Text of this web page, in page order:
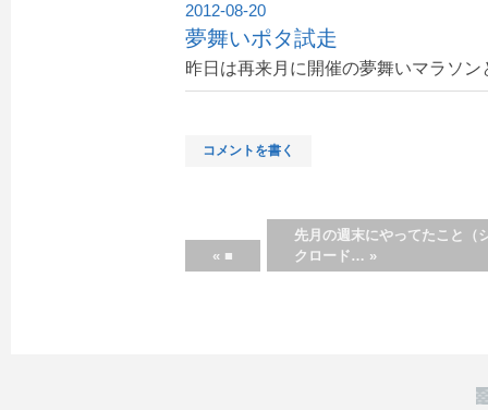
2012-08-20
夢舞いポタ試走
昨日は再来月に開催の夢舞いマラソ
コメントを書く
« ■
先月の週末にやってたこと（
クロード… »